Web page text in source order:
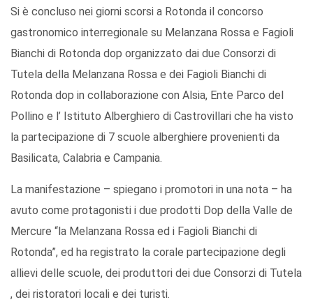
Si è concluso nei giorni scorsi a Rotonda il concorso
gastronomico interregionale su Melanzana Rossa e Fagioli
Bianchi di Rotonda dop organizzato dai due Consorzi di
Tutela della Melanzana Rossa e dei Fagioli Bianchi di
Rotonda dop in collaborazione con Alsia, Ente Parco del
Pollino e l’ Istituto Alberghiero di Castrovillari che ha visto
la partecipazione di 7 scuole alberghiere provenienti da
Basilicata, Calabria e Campania.
La manifestazione – spiegano i promotori in una nota – ha
avuto come protagonisti i due prodotti Dop della Valle de
Mercure “la Melanzana Rossa ed i Fagioli Bianchi di
Rotonda”, ed ha registrato la corale partecipazione degli
allievi delle scuole, dei produttori dei due Consorzi di Tutela
, dei ristoratori locali e dei turisti.